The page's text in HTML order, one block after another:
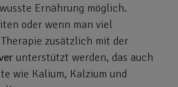
Ernährung möglich.
oder wenn man viel
zusätzlich mit der
unterstützt werden, das auch
wie Kalium, Kalzium und